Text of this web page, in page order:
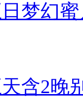
梦幻
含2晚